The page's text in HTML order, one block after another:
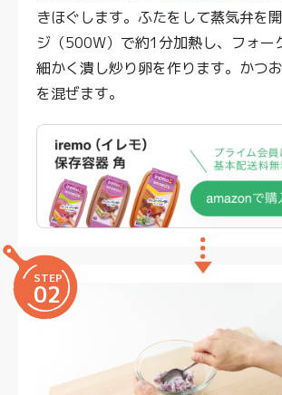
きほぐします。ふたをして蒸気弁を
ジ（500W）で約1分加熱し、フォー
細かく潰し炒り卵を作ります。かつ
を混ぜます。
STEP
02